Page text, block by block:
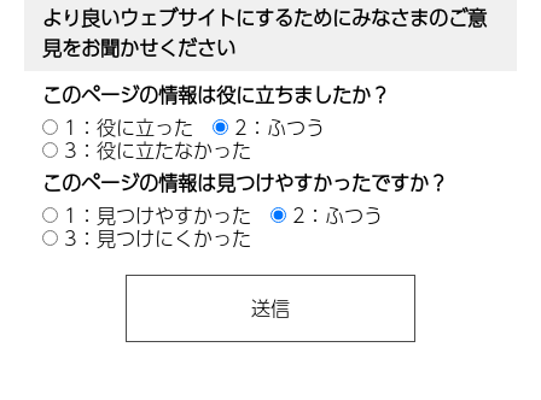
より良いウェブサイトにするためにみなさまのご意
見をお聞かせください
このページの情報は役に立ちましたか？
1：役に立った
2：ふつう
3：役に立たなかった
このページの情報は見つけやすかったですか？
1：見つけやすかった
2：ふつう
3：見つけにくかった